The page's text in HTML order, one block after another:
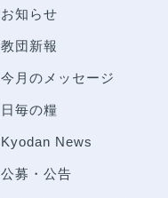
お知らせ
教団新報
今月のメッセージ
日毎の糧
Kyodan News
公募・公告